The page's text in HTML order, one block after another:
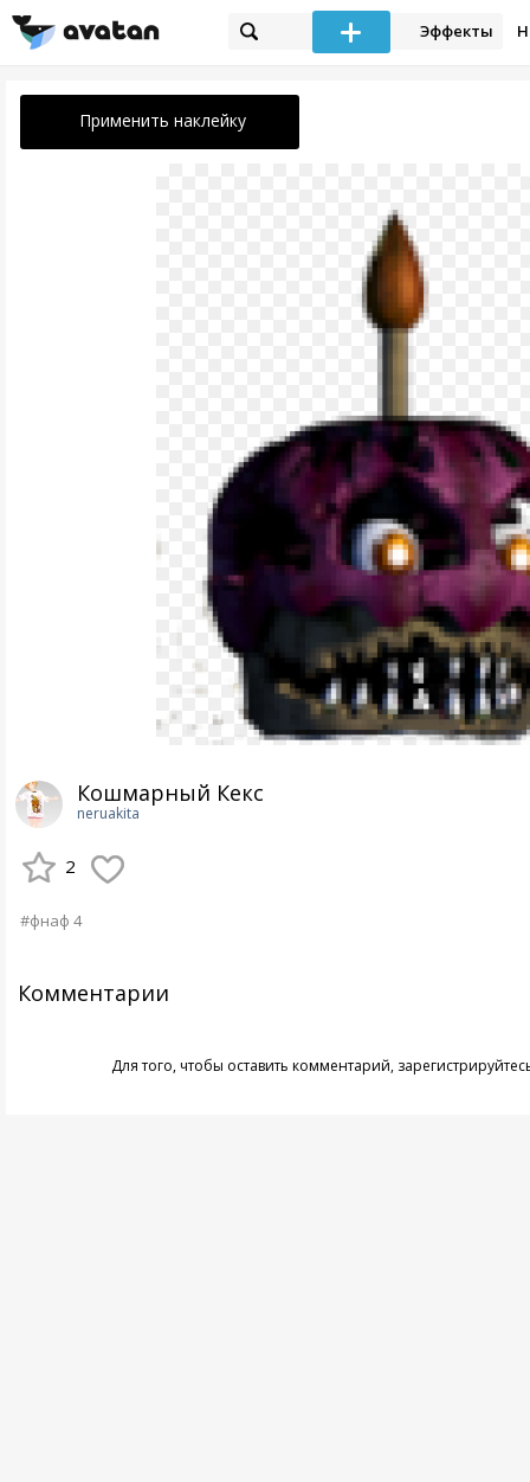
Эффекты
Применить наклейку
Кошмарный Кекс
neruakita
2
#фнаф 4
Комментарии
Для того, чтобы оставить комментарий,